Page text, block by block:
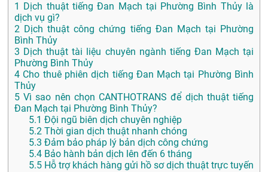
1
Dịch thuật tiếng Đan Mạch tại Phường Bình Thủy là
dịch vụ gì?
2 Dịch thuật công chứng tiếng Đan Mạch tại Phường
Bình Thủy
3 Dịch thuật tài liệu chuyên ngành tiếng Đan Mạch tại
Phường Bình Thủy
4 Cho thuê phiên dịch tiếng Đan Mạch tại Phường Bình
Thủy
5 Vì sao nên chọn CANTHOTRANS để dịch thuật tiếng
Đan Mạch tại Phường Bình Thủy?
5.1 Đội ngũ biên dịch chuyên nghiệp
5.2 Thời gian dịch thuật nhanh chóng
5.3 Đảm bảo pháp lý bản dịch công chứng
5.4 Bảo hành bản dịch lên đến 6 tháng
5.5 Hỗ trợ khách hàng gửi hồ sơ dịch thuật trực tuyến